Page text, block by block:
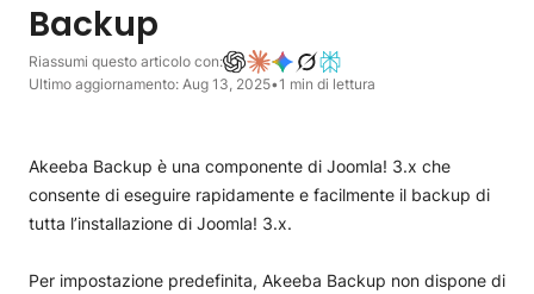
Backup
Riassumi questo articolo con:
Ultimo aggiornamento: Aug 13, 2025•1 min di lettura
Akeeba Backup è una componente di Joomla! 3.x che
consente di eseguire rapidamente e facilmente il backup di
tutta l’installazione di Joomla! 3.x.
Per impostazione predefinita, Akeeba Backup non dispone di